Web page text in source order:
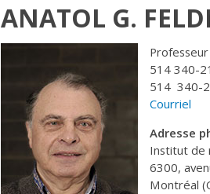
ANATOL G.
514 340-
514 340-
Courriel
Adresse
Institut de
6300,
Montréal